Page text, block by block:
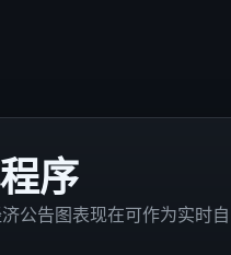
序
公告图表现在可作为实时自